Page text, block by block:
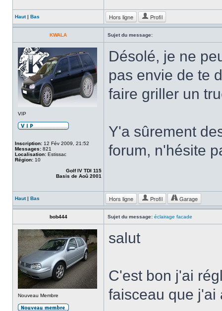
Haut| Bas Hors ligne Profil
KWALA Sujet du message:
VIP
Inscription: 12 Fév 2009, 21:52
Messages: 821
Localisation: Estissac
Région: 10
Golf IV TDI 115
Basis de Aoû 2001
Désolé, je ne
pas envie de te
faire griller un
Y'a sûrement
forum, n'hésite
Haut| Bas Hors ligne Profil Garage
bob444 Sujet du message: éclairage facade
Nouveau Membre
salut
C'est bon j'ai
faisceau que j'ai